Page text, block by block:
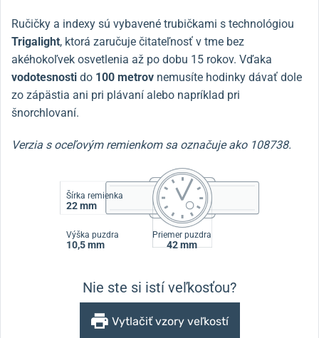
Ručičky a indexy sú vybavené trubičkami s technológiou
Trigalight, ktorá zaručuje čitateľnosť v tme bez
akéhokoľvek osvetlenia až po dobu 15 rokov. Vďaka
vodotesnosti do 100 metrov nemusíte hodinky dávať dole
zo zápästia ani pri plávaní alebo napríklad pri
šnorchlovaní.
Verzia s oceľovým remienkom sa označuje ako 108738.
Šírka remienka
22 mm
Výška puzdra
10,5 mm
Priemer puzdra
42 mm
Nie ste si istí veľkosťou?
Vytlačiť vzory veľkostí